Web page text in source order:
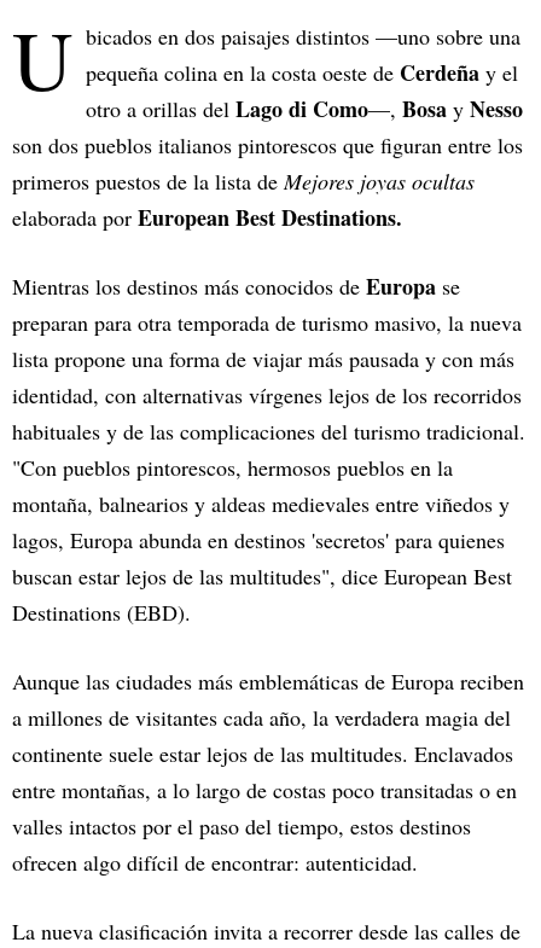
U bicados en dos paisajes distintos —uno sobre una
pequeña colina en la costa oeste de Cerdeña y el
otro a orillas del Lago di Como—, Bosa y Nesso
son dos pueblos italianos pintorescos que figuran entre los
primeros puestos de la lista deMejores joyas ocultas
elaborada por European Best Destinations.
Mientras los destinos más conocidos de Europa se
preparan para otra temporada de turismo masivo, la nueva
lista propone una forma de viajar más pausada y con más
identidad, con alternativas vírgenes lejos de los recorridos
habituales y de las complicaciones del turismo tradicional.
"Con pueblos pintorescos, hermosos pueblos en la
montaña, balnearios y aldeas medievales entre viñedos y
lagos, Europa abunda en destinos 'secretos' para quienes
buscan estar lejos de las multitudes", dice European Best
Destinations (EBD).
Aunque las ciudades más emblemáticas de Europa reciben
a millones de visitantes cada año, la verdadera magia del
continente suele estar lejos de las multitudes. Enclavados
entre montañas, a lo largo de costas poco transitadas o en
valles intactos por el paso del tiempo, estos destinos
ofrecen algo difícil de encontrar: autenticidad.
La nueva clasificación invita a recorrer desde las calles de